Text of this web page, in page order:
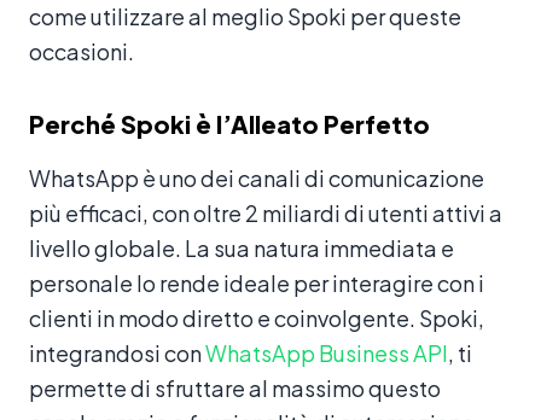
come utilizzare al meglio Spoki per queste
occasioni.
Perché Spoki è l’Alleato Perfetto
WhatsApp è uno dei canali di comunicazione
più efficaci, con oltre 2 miliardi di utenti attivi a
livello globale. La sua natura immediata e
personale lo rende ideale per interagire con i
clienti in modo diretto e coinvolgente. Spoki,
integrandosi conWhatsApp Business API, ti
permette di sfruttare al massimo questo